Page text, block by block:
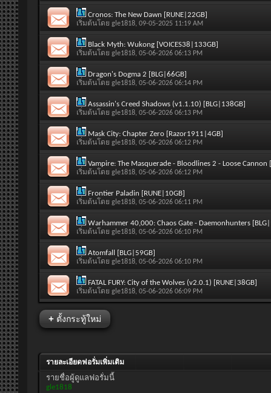
Cronos: The New Dawn [RUNE|22GB]
เริ่มต้นโดย gle1818, 09-05-2025 11:19 AM
Black Myth: Wukong [VOICES38|133GB]
เริ่มต้นโดย gle1818, 05-06-2026 06:13 PM
Dragon's Dogma 2 [BLG|66GB]
เริ่มต้นโดย gle1818, 05-06-2026 06:14 PM
Assassin's Creed Shadows (v1.1.10) [BLG|138GB]
เริ่มต้นโดย gle1818, 05-06-2026 06:13 PM
Mask City: Chapter Zero [Razor1911|4GB]
เริ่มต้นโดย gle1818, 05-06-2026 06:12 PM
Vampire: The Masquerade - Bloodlines 2 - Loose Cannon
เริ่มต้นโดย gle1818, 05-06-2026 06:12 PM
Frontier Paladin [RUNE|10GB]
เริ่มต้นโดย gle1818, 05-06-2026 06:11 PM
Warhammer 40,000: Chaos Gate - Daemonhunters
เริ่มต้นโดย gle1818, 05-06-2026 06:10 PM
Atomfall [BLG|59GB]
เริ่มต้นโดย gle1818, 05-06-2026 06:10 PM
FATAL FURY: City of the Wolves (v2.0.1) [RUNE|38GB]
เริ่มต้นโดย gle1818, 05-06-2026 06:09 PM
+ ตั้งกระทู้ใหม่
รายละเอียดฟอรั่มเพิ่มเติม
รายชื่อผู้ดูแลฟอรั่มนี้
gle1818